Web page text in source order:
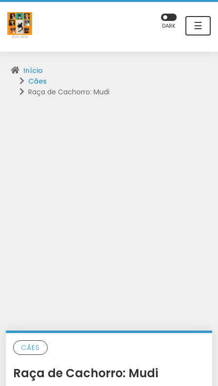
☰
DARK
Início
Cães
Raça de Cachorro: Mudi
CÃES
Raça de Cachorro: Mudi